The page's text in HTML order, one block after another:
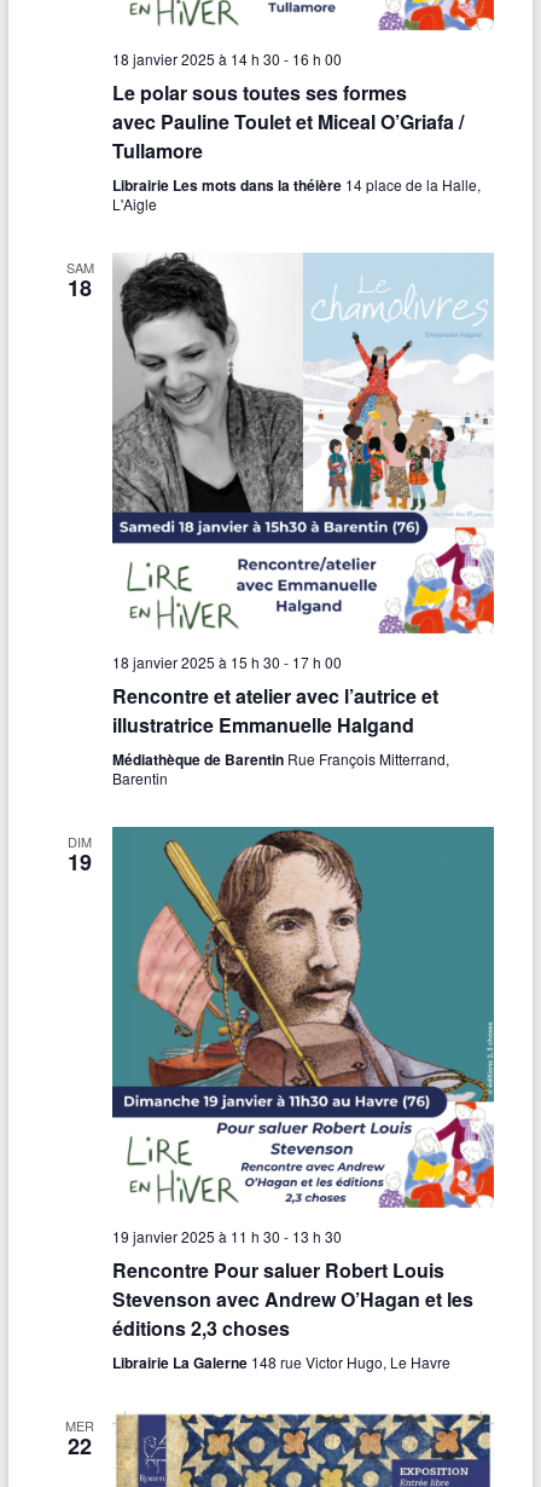
18 janvier 2025 à 14 h 30 - 16 h 00
Le polar sous toutes ses formes
avec Pauline Toulet et Miceal O’Griafa /
Tullamore
Librairie Les mots dans la théière 14 place de la Halle,
L'Aigle
SAM
18
18 janvier 2025 à 15 h 30 - 17 h 00
Rencontre et atelier avec l’autrice et
illustratrice Emmanuelle Halgand
Médiathèque de Barentin Rue François Mitterrand,
Barentin
DIM
19
19 janvier 2025 à 11 h 30 - 13 h 30
Rencontre Pour saluer Robert Louis
Stevenson avec Andrew O’Hagan et les
éditions 2,3 choses
Librairie La Galerne 148 rue Victor Hugo, Le Havre
MER
22